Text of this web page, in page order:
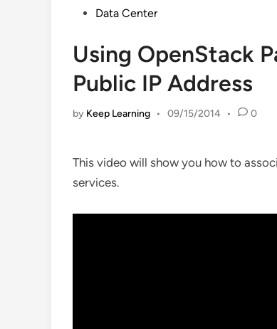
PostedData Center
Using OpenStack
Public IP Address
by Keep Learning • 09/15/2014 • 0
This video will show you how to
services.